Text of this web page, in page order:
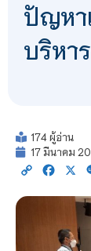
ปัญหา
บริหา
174 ผู้อ่าน
17 มีนาคม
Copy
X